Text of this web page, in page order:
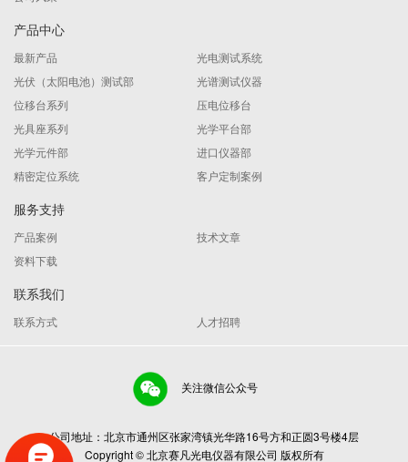
产品中心
最新产品
光电测试系统
光伏（太阳电池）测试部
光谱测试仪器
位移台系列
压电位移台
光具座系列
光学平台部
光学元件部
进口仪器部
精密定位系统
客户定制案例
服务支持
产品案例
技术文章
资料下载
联系我们
联系方式 人才招聘
关注微信公众号
公司地址：北京市通州区张家湾镇光华路16号方和正圆3号楼4层
Copyright © 北京赛凡光电仪器有限公司 版权所有